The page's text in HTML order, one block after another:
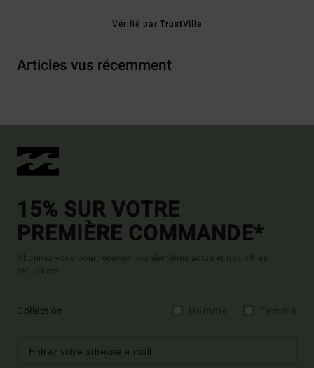
Vérifié parTrustVille
Articles vus récemment
15% SUR VOTRE
PREMIÈRE COMMANDE*
Abonnez-vous pour recevoir nos dernières actus et nos offres
exclusives.
Collection